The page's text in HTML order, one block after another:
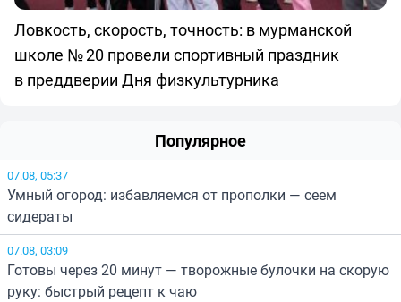
Ловкость, скорость, точность: в мурманской
школе № 20 провели спортивный праздник
в преддверии Дня физкультурника
Популярное
07.08, 05:37
Умный огород: избавляемся от прополки — сеем
сидераты
07.08, 03:09
Готовы через 20 минут — творожные булочки на скорую
руку: быстрый рецепт к чаю